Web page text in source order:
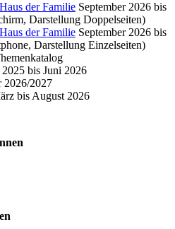
der Familie September 2026 bis
Darstellung Doppelseiten)
der Familie September 2026 bis
Darstellung Einzelseiten)
bis Juni 2026
2026/2027
bis August 2026